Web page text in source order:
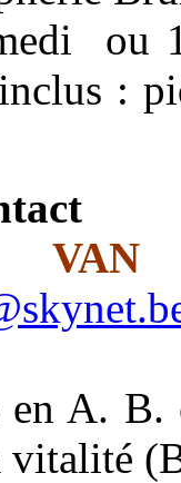
ou
:
en A.
vitalité